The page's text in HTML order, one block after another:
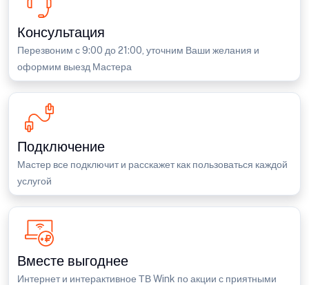
Консультация
Перезвоним с 9:00 до 21:00, уточним Ваши желания и
оформим выезд Мастера
Подключение
Мастер все подключит и расскажет как пользоваться каждой
услугой
Вместе выгоднее
Интернет и интерактивное ТВ Wink по акции с приятными